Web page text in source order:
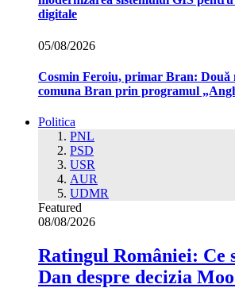
digitale
05/08/2026
Cosmin Feroiu, primar Bran: Două
comuna Bran prin programul
Politica
PNL
PSD
USR
AUR
UDMR
Featured
08/08/2026
Ratingul României: Ce
Dan despre decizia